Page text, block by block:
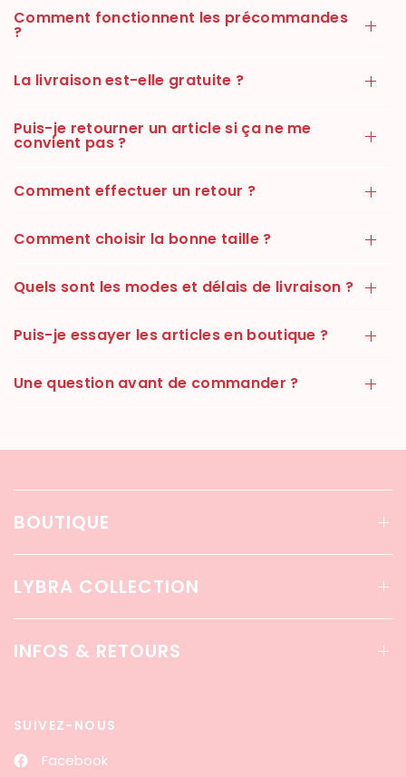
Comment fonctionnent les précommandes
?
La livraison est-elle gratuite ?
Puis-je retourner un article si ça ne me
convient pas ?
Comment effectuer un retour ?
Comment choisir la bonne taille ?
Quels sont les modes et délais de livraison ?
Puis-je essayer les articles en boutique ?
Une question avant de commander ?
BOUTIQUE
LYBRA COLLECTION
INFOS & RETOURS
SUIVEZ-NOUS
Facebook